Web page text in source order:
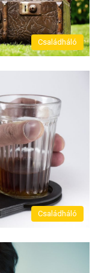
Családháló
Családháló